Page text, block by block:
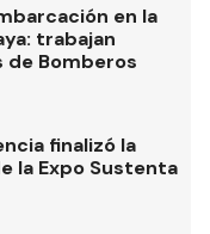
en la
trabajan
Bomberos
finalizó la
la Expo Sustenta